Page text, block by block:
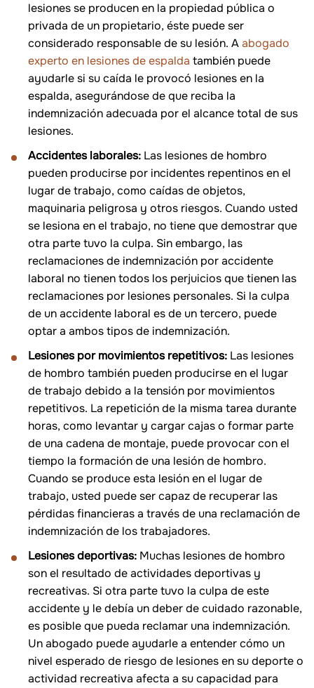
lesiones se producen en la propiedad pública o
privada de un propietario, éste puede ser
considerado responsable de su lesión. Aabogado
experto en lesiones de espalda también puede
ayudarle si su caída le provocó lesiones en la
espalda, asegurándose de que reciba la
indemnización adecuada por el alcance total de sus
lesiones.
Accidentes laborales: Las lesiones de hombro
pueden producirse por incidentes repentinos en el
lugar de trabajo, como caídas de objetos,
maquinaria peligrosa y otros riesgos. Cuando usted
se lesiona en el trabajo, no tiene que demostrar que
otra parte tuvo la culpa. Sin embargo, las
reclamaciones de indemnización por accidente
laboral no tienen todos los perjuicios que tienen las
reclamaciones por lesiones personales. Si la culpa
de un accidente laboral es de un tercero, puede
optar a ambos tipos de indemnización.
Lesiones por movimientos repetitivos: Las lesiones
de hombro también pueden producirse en el lugar
de trabajo debido a la tensión por movimientos
repetitivos. La repetición de la misma tarea durante
horas, como levantar y cargar cajas o formar parte
de una cadena de montaje, puede provocar con el
tiempo la formación de una lesión de hombro.
Cuando se produce esta lesión en el lugar de
trabajo, usted puede ser capaz de recuperar las
pérdidas financieras a través de una reclamación de
indemnización de los trabajadores.
Lesiones deportivas: Muchas lesiones de hombro
son el resultado de actividades deportivas y
recreativas. Si otra parte tuvo la culpa de este
accidente y le debía un deber de cuidado razonable,
es posible que pueda reclamar una indemnización.
Un abogado puede ayudarle a entender cómo un
nivel esperado de riesgo de lesiones en su deporte o
actividad recreativa afecta a su capacidad para